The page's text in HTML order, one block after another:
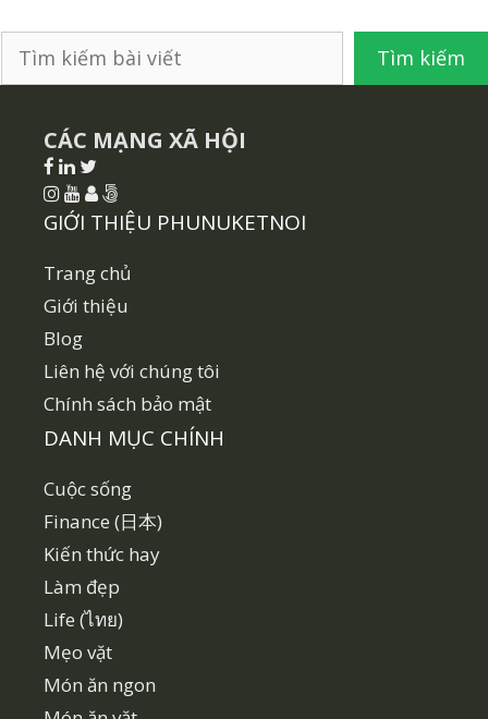
Tìm
kiếm
Tìm kiếm
CÁC MẠNG XÃ HỘI
GIỚI THIỆU PHUNUKETNOI
Trang chủ
Giới thiệu
Blog
Liên hệ với chúng tôi
Chính sách bảo mật
DANH MỤC CHÍNH
Cuộc sống
Finance (日本)
Kiến thức hay
Làm đẹp
Life (ไทย)
Mẹo vặt
Món ăn ngon